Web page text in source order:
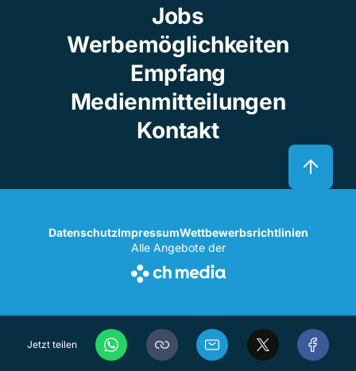
Jetzt teilen
Jobs
Werbemöglichkeiten
Empfang
Medienmitteilungen
Kontakt
DatenschutzImpressumWettbewerbsrichtlinien
Alle Angebote der